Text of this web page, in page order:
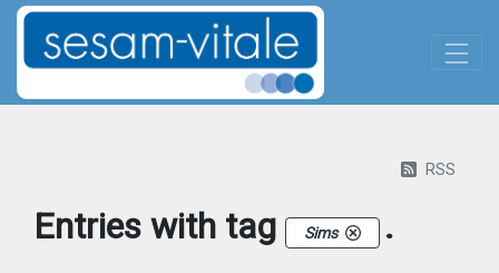
Skip to Main Content
RSS
Entries with tag Sims .
Panneau de gestion des cookies